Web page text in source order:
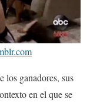
los ganadores, sus
en el que se